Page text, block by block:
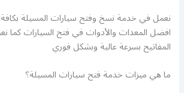
نعمل في خدمة نسخ وفتح سيارات المسيلة بكافة
افضل المعدات والأدوات في فتح السيارات
المفاتيح بسرعة عالية وبشكل فوري
ما هي ميزات خدمة فتح سيارات المسيلة؟